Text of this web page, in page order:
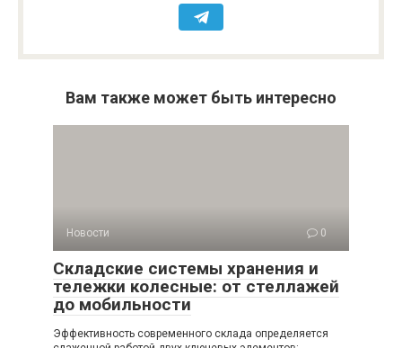
Вам также может быть интересно
Новости 0
Складские системы хранения и
тележки колесные: от стеллажей
до мобильности
Эффективность современного склада определяется